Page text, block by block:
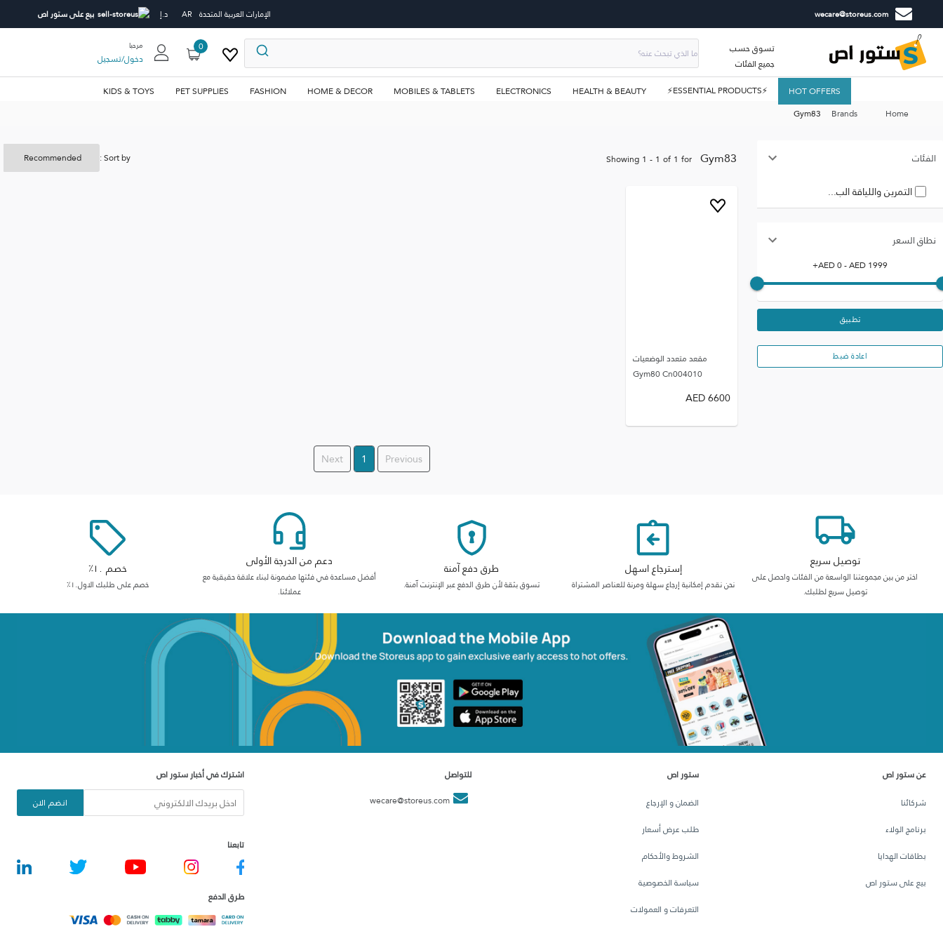
wecare@storeus.com الإمارات العربية المتحدة AR د.إ بيع على ستور اص
تسوق حسب
جميع الفئات
0 مرحبا
دخول/تسجيل
HOT OFFERS
⚡ESSENTIAL PRODUCTS⚡
HEALTH & BEAUTY
ELECTRONICS
MOBILES & TABLETS
HOME & DECOR
FASHION
PET SUPPLIES
KIDS & TOYS
Home
Brands
Gym83
الفئات
التمرين واللياقة الب...
نطاق السعر
AED0- AED1999
+
تطبيق
اعادة ضبط
Showing 1 - 1 of 1 for Gym83
Sort by :
مقعد متعدد الوضعيات
Gym80 Cn004010
6600
AED
Previous
1
Next
توصيل سريع
اختر من بين مجموعتنا الواسعة من الفئات واحصل على
توصيل سريع لطلبك.
إسترجاع اسهل
نحن نقدم إمكانية إرجاع سهلة ومرنة للعناصر المشتراة
طرق دفع آمنة
تسوق بثقة لأن طرق الدفع عبر الإنترنت آمنة.
دعم من الدرجة الأولى
أفضل مساعدة في فئتها مضمونة لبناء علاقة حقيقية مع
عملائنا.
خصم ١٠٪
خصم على طلبك الاول١٠٪
عن ستور اص
شركائنا
برنامج الولاء
بطاقات الهدايا
بيع على ستور اص
ستور اص
الضمان و الإرجاع
طلب عرض أسعار
الشروط والأحكام
سياسة الخصوصية
التعرفات و العمولات
للتواصل
wecare@storeus.com
اشترك في أخبار ستور اص
انضم الان
تابعنا
طرق الدفع